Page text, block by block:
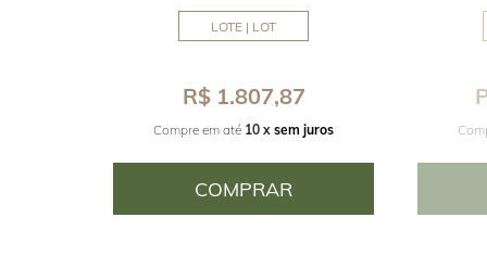
LOTE | LOT
R$ 1.807,87
Compre em até 10 x sem juros
COMPRAR